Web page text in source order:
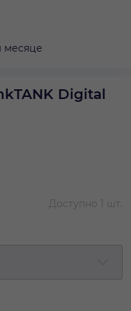
месяце
Digital
Доступно 1 шт.